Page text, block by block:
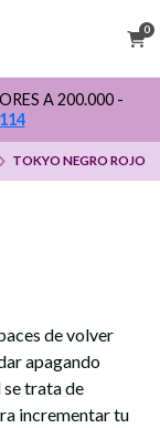
0
A 200.000 -
TOKYO NEGRO ROJO
de volver
apagando
se trata de
incrementar tu